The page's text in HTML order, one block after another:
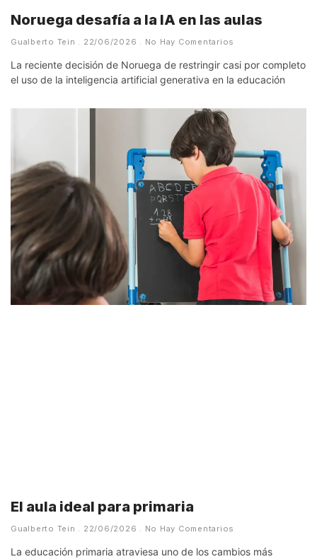
Noruega desafía a la IA en las aulas
Gualberto Tein 22/06/2026 No Hay Comentarios
La reciente decisión de Noruega de restringir casi por completo
el uso de la inteligencia artificial generativa en la educación
El aula ideal para primaria
Gualberto Tein 22/06/2026 No Hay Comentarios
La educación primaria atraviesa uno de los cambios más